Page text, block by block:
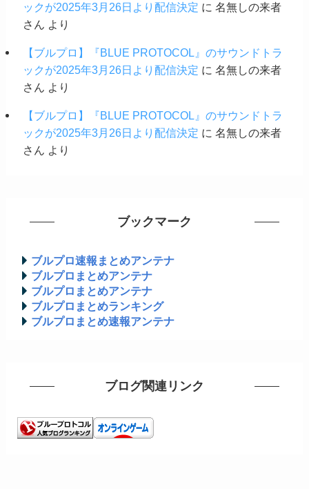
ックが2025年3月26日より配信決定 に 名無しの来者
さん より
【ブルプロ】『BLUE PROTOCOL』のサウンドトラ
ックが2025年3月26日より配信決定 に 名無しの来者
さん より
【ブルプロ】『BLUE PROTOCOL』のサウンドトラ
ックが2025年3月26日より配信決定 に 名無しの来者
さん より
ブックマーク
ブルプロ速報まとめアンテナ
ブルプロまとめアンテナ
ブルプロまとめアンテナ
ブルプロまとめランキング
ブルプロまとめ速報アンテナ
ブログ関連リンク